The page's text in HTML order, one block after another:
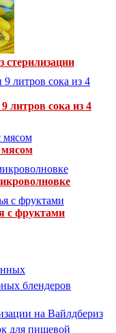
стерилизации
литров сока из 4
с фруктами
блендеров
на Вайлдбериз
для пищевой